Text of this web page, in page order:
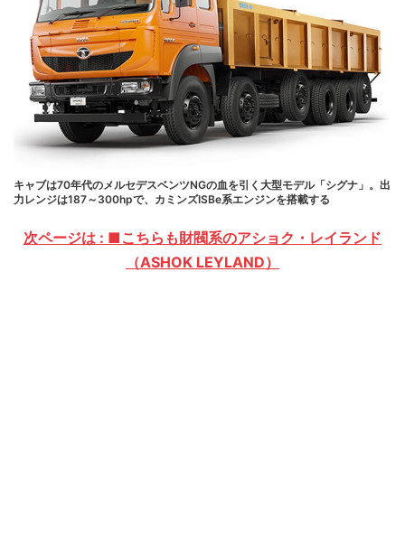
キャブは70年代のメルセデスベンツNGの血を引く大型モデル「シグナ」。出
力レンジは187～300hpで、カミンズISBe系エンジンを搭載する
次ページは : ■こちらも財閥系のアショク・レイランド
（ASHOK LEYLAND）